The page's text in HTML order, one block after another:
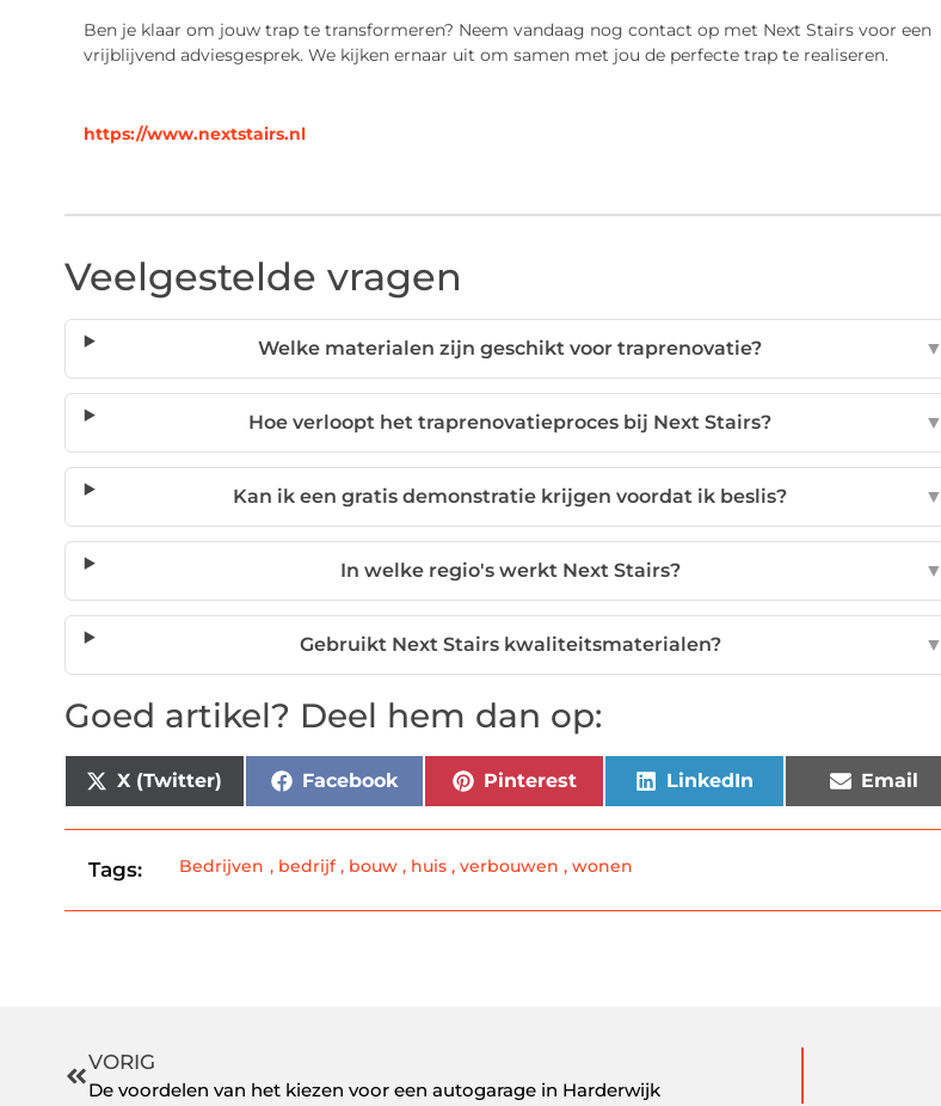
Ben je klaar om jouw trap te transformeren? Neem vandaag nog contact op met Next Stairs voor een
vrijblijvend adviesgesprek. We kijken ernaar uit om samen met jou de perfecte trap te realiseren.
https://www.nextstairs.nl
Veelgestelde vragen
Welke materialen zijn geschikt voor traprenovatie? ▼
Hoe verloopt het traprenovatieproces bij Next Stairs? ▼
Kan ik een gratis demonstratie krijgen voordat ik beslis? ▼
In welke regio's werkt Next Stairs? ▼
Gebruikt Next Stairs kwaliteitsmaterialen? ▼
Goed artikel? Deel hem dan op:
X (Twitter) Facebook Pinterest LinkedIn Email
Tags: Bedrijven , bedrijf, bouw , huis ,verbouwen ,wonen
VORIG
De voordelen van het kiezen voor een autogarage in Harderwijk